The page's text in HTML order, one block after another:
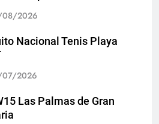
2026
Nacional Tenis Playa
2026
Las Palmas de Gran